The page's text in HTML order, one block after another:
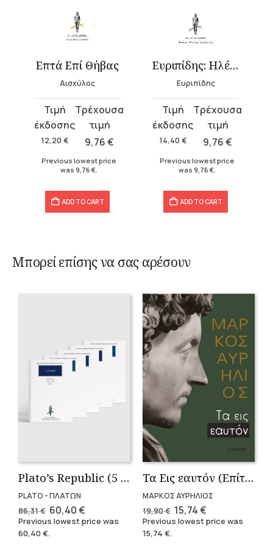
Επτά Επί Θήβας
Αισχύλος
12,20 €
Original
price
was:
9,76€
Current
price
is:
Previous lowest price
was 9,76 €
ADD TO CART
Ευριπίδης: Ηλέκτρα
Ευριπίδης
14,40 €
Original
price
was:
9,76€
Current
price
is:
Previous lowest price
was 9,76 €
ADD TO CART
Μπορεί επίσης να σας αρέσουν
Plato’s Republic (5 volumes)
PLATO - ΠΛΑΤΩΝ
86,31€ Original
price
was:
86,31 €.
60,40€Current
price
is:
Previous lowest price was
60,40€.
Τα Εις εαυτόν (Επίτομο) – Μάρκος Αυρήλιος
ΜΑΡΚΟΣ ΑΥΡΗΛΙΟΣ
19,90€ Original
price
was:
15,74€Current
price
is:
Previous lowest price was
15,74 €.